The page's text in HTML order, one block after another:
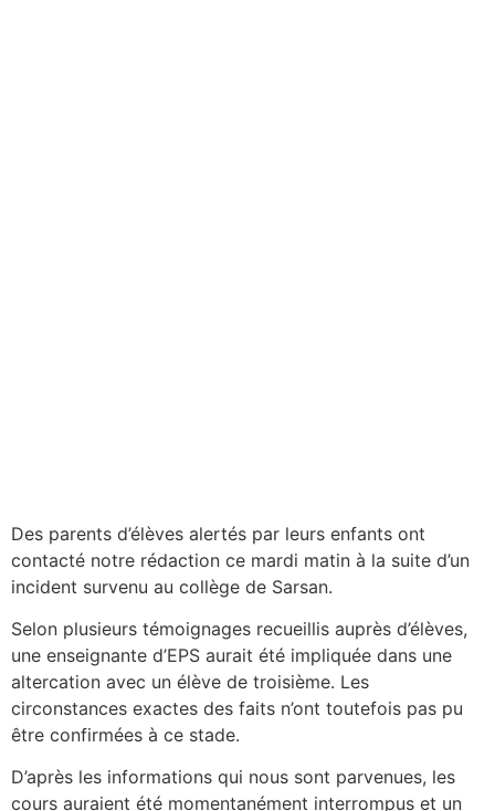
Des parents d’élèves alertés par leurs enfants ont
contacté notre rédaction ce mardi matin à la suite d’un
incident survenu au collège de Sarsan.
Selon plusieurs témoignages recueillis auprès d’élèves,
une enseignante d’EPS aurait été impliquée dans une
altercation avec un élève de troisième. Les
circonstances exactes des faits n’ont toutefois pas pu
être confirmées à ce stade.
D’après les informations qui nous sont parvenues, les
cours auraient été momentanément interrompus et un